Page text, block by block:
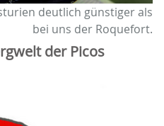
deutlich günstiger als
bei uns der Roquefort.
der Picos